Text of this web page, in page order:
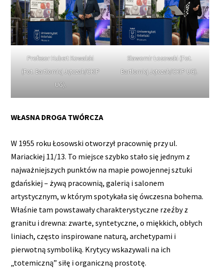
Profesor Hubert Kowalski
(Fot. Bartłomiej Jętczak/CKiP
UG).
Sławomir Łosowski (Fot.
Bartłomiej Jętczak/CKiP UG).
WŁASNA DROGA TWÓRCZA
W 1955 roku Łosowski otworzył pracownię przy ul.
Mariackiej 11/13. To miejsce szybko stało się jednym z
najważniejszych punktów na mapie powojennej sztuki
gdańskiej – żywą pracownią, galerią i salonem
artystycznym, w którym spotykała się ówczesna bohema.
Właśnie tam powstawały charakterystyczne rzeźby z
granitu i drewna: zwarte, syntetyczne, o miękkich, obłych
liniach, często inspirowane naturą, archetypami i
pierwotną symboliką. Krytycy wskazywali na ich
„totemiczną” siłę i organiczną prostotę.